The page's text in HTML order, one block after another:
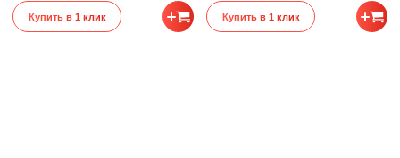
Купить в 1 клик Купить в 1 клик